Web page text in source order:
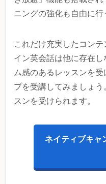
ニングの強化も自由に行
これだけ充実したコン
イン英会話は他に存在
ム感のあるレッスンを
プを受講してみましょ
スンを受けられます。
ネイティブキャ